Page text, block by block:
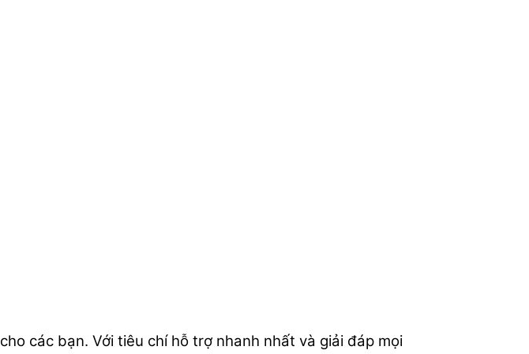
cho các bạn. Với tiêu chí hỗ trợ nhanh nhất và giải đáp mọi